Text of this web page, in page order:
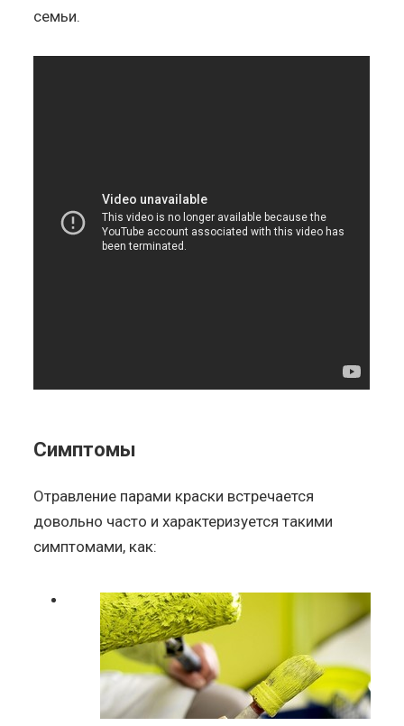
семьи.
Симптомы
Отравление парами краски встречается
довольно часто и характеризуется такими
симптомами, как: